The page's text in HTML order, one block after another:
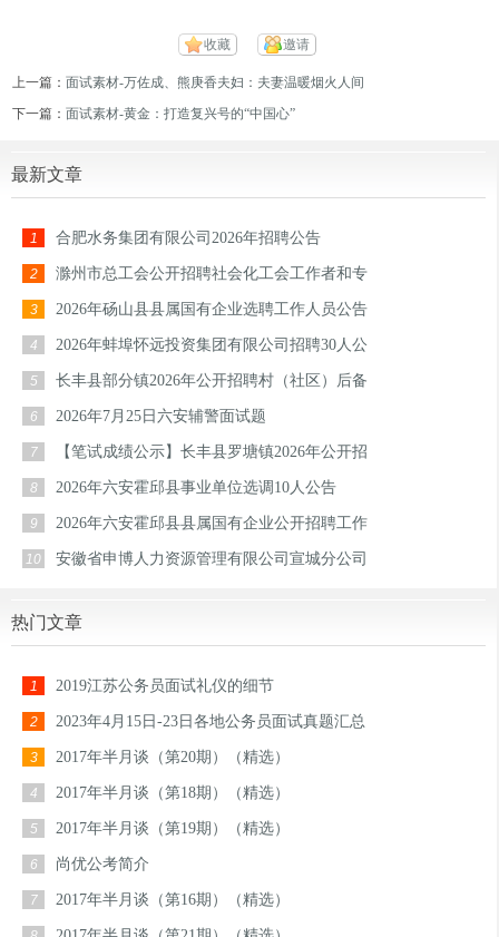
收藏 邀请
上一篇：面试素材-万佐成、熊庚香夫妇：夫妻温暖烟火人间
下一篇：面试素材-黄金：打造复兴号的“中国心”
最新文章
1 合肥水务集团有限公司2026年招聘公告
2 滁州市总工会公开招聘社会化工会工作者和专
3 2026年砀山县县属国有企业选聘工作人员公告
4 2026年蚌埠怀远投资集团有限公司招聘30人公
5 长丰县部分镇2026年公开招聘村（社区）后备
6 2026年7月25日六安辅警面试题
7 【笔试成绩公示】长丰县罗塘镇2026年公开招
8 2026年六安霍邱县事业单位选调10人公告
9 2026年六安霍邱县县属国有企业公开招聘工作
10 安徽省申博人力资源管理有限公司宣城分公司
热门文章
1 2019江苏公务员面试礼仪的细节
2 2023年4月15日-23日各地公务员面试真题汇总
3 2017年半月谈（第20期）（精选）
4 2017年半月谈（第18期）（精选）
5 2017年半月谈（第19期）（精选）
6 尚优公考简介
7 2017年半月谈（第16期）（精选）